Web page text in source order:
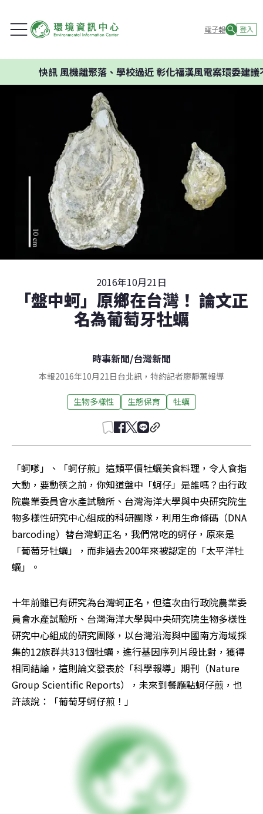
電子報 登入
風機離聚落、學校過近 彰化福漢風電案環委建議不應開
2016年10月21日
「盤中蚵」原鄉在台灣！ 論文正
名為葡萄牙牡蠣
時事新聞/台灣新聞
本報2016年10月21日台北訊，特約記者廖靜蕙報導
生物多樣性 生態保育 牡蠣
「蚵嗲」、「蚵仔煎」這類平價牡蠣美食料理，令人食指
大動，要動筷之前，你知道盤中「蚵仔」是誰嗎？由行政
院農業委員會水產試驗所、台灣海洋大學與中央研究院生
物多樣性研究中心組成的科研團隊，利用生命條碼（DNA
barcoding）替台灣蚵正名，我們常吃的蚵仔，原來是
「葡萄牙牡蠣」，而非過去200年來被認定的「太平洋牡
蠣」。
十年前雖已有研究為台灣蚵正名，但這次由行政院農業委
員會水產試驗所、台灣海洋大學與中央研究院生物多樣性
研究中心組成的研究團隊，以台灣沿海與中國南方海域採
集的12族群共313個牡蠣，進行基因序列片段比對，獲得
相同結論，這則論文發表於「科學報導」期刊（Nature
Group Scientific Reports），未來到餐廳點蚵仔煎，也
許該說：「葡萄牙蚵仔煎！」